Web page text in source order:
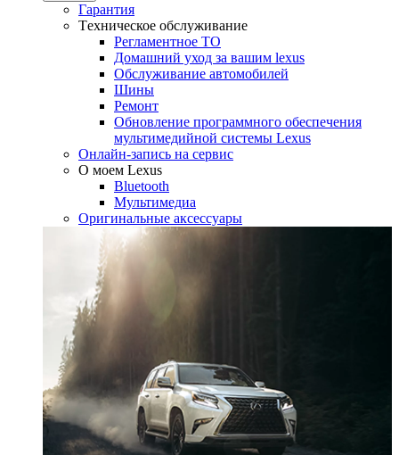
Гарантия
Tехническое обслуживание
Регламентное ТО
Домашний уход за вашим lexus
Oбслуживание автомобилей
Шины
Ремонт
Обновление программного обеспечения
мультимедийной системы Lexus
Онлайн-запись на сервис
O моем Lexus
Bluetooth
Mультимедиа
Оригинальные аксессуары